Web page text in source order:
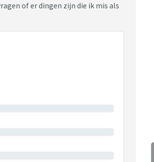
of er dingen zijn die ik mis als